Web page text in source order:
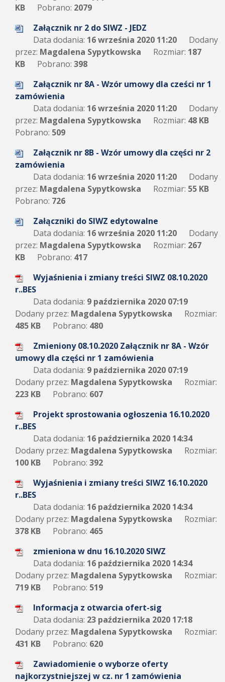
KB
Pobrano: 2079
Załącznik nr 2 do SIWZ - JEDZ
Data dodania: 16 września 2020 11:20
Dodany
przez: Magdalena Sypytkowska Rozmiar: 187
KB
Pobrano: 398
Załącznik nr 8A - Wzór umowy dla cześci nr 1
zamówienia
Data dodania: 16 września 2020 11:20
Dodany
przez: Magdalena Sypytkowska Rozmiar: 48 KB
Pobrano: 509
Załącznik nr 8B - Wzór umowy dla części nr 2
zamówienia
Data dodania: 16 września 2020 11:20
Dodany
przez: Magdalena Sypytkowska Rozmiar: 55 KB
Pobrano: 726
Załączniki do SIWZ edytowalne
Data dodania: 16 września 2020 11:20
Dodany
przez: Magdalena Sypytkowska Rozmiar: 267
KB
Pobrano: 417
Wyjaśnienia i zmiany treści SIWZ 08.10.2020
r..BES
Data dodania: 9 października 2020 07:19
Dodany przez: Magdalena Sypytkowska
Rozmiar:
485 KB
Pobrano: 480
Zmieniony 08.10.2020 Załącznik nr 8A - Wzór
umowy dla części nr 1 zamówienia
Data dodania: 9 października 2020 07:19
Dodany przez: Magdalena Sypytkowska
Rozmiar:
223 KB
Pobrano: 607
Projekt sprostowania ogłoszenia 16.10.2020
r..BES
Data dodania: 16 października 2020 14:34
Dodany przez: Magdalena Sypytkowska
Rozmiar:
100 KB
Pobrano: 392
Wyjaśnienia i zmiany treści SIWZ 16.10.2020
r..BES
Data dodania: 16 października 2020 14:34
Dodany przez: Magdalena Sypytkowska
Rozmiar:
378 KB
Pobrano: 465
zmieniona w dnu 16.10.2020 SIWZ
Data dodania: 16 października 2020 14:34
Dodany przez: Magdalena Sypytkowska
Rozmiar:
719 KB
Pobrano: 519
Informacja z otwarcia ofert-sig
Data dodania: 23 października 2020 17:18
Dodany przez: Magdalena Sypytkowska
Rozmiar:
431 KB
Pobrano: 620
Zawiadomienie o wyborze oferty
najkorzystniejszej w cz. nr 1 zamówienia